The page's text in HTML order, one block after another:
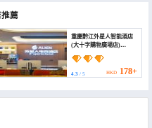
薦
重慶黔江外星人智能酒店
(大十字購物廣場店)
(Chongqing Lijiang
Alien E-sports Hotel
(Grand Cross))
4.3/ 5 HKD 178+